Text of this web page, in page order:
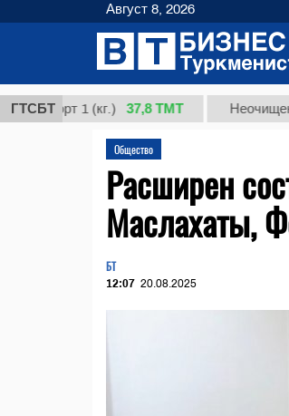
ГТСБТ
1 (кг.) 37,8 ТМТ Неочищенная
Общество
Расширен
Маслахаты,
БТ
12:07 20.08.2025
Август 8, 2026